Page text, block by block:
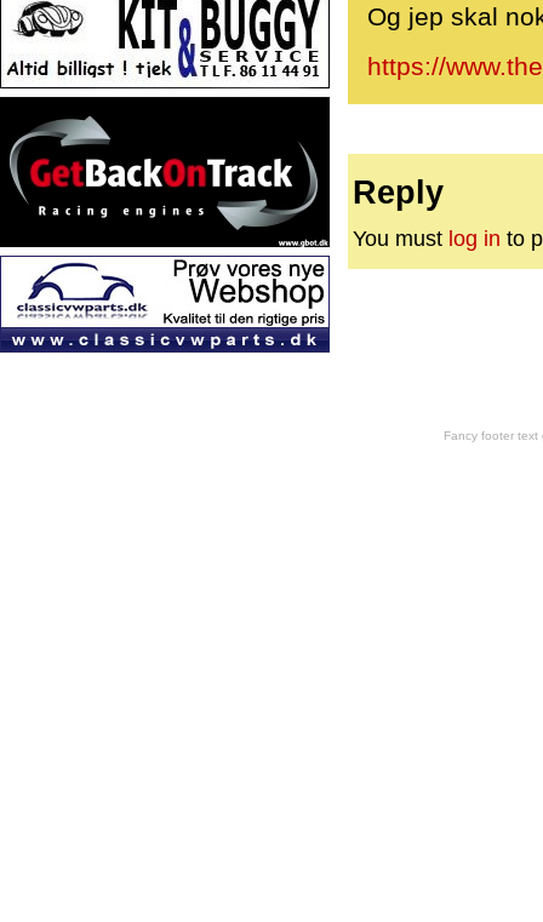
Og jep skal
https://
Reply
You must log in to
Fancy footer